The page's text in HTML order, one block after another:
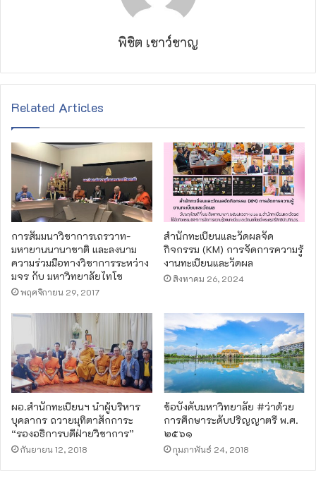
พิชิต เชาว์ชาญ
Related Articles
การสัมมนาวิชาการเถรวาท-
มหายานนานาชาติ และลงนาม
ความร่วมมือทางวิชาการระหว่าง
มจร กับ มหาวิทยาลัยไทโช
พฤศจิกายน 29, 2017
สำนักทะเบียนและวัดผลจัด
กิจกรรม (KM) การจัดการความรู้
งานทะเบียนและวัดผล
สิงหาคม 26, 2024
ผอ.สำนักทะเบียนฯ นำผู้บริหาร
บุคลากร ​ถวายมุทิตาสักการะ​
“รองอธิการบดีฝ่ายวิชาการ”
กันยายน 12, 2018
ข้อบังคับมหาวิทยาลัย #ว่าด้วย
การศึกษาระดับปริญญาตรี พ.ศ.
๒๕๖๑
กุมภาพันธ์ 24, 2018